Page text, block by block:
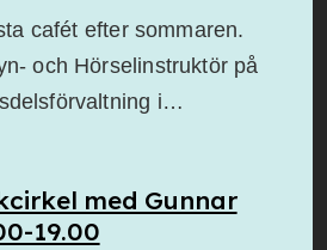
cafét efter sommaren.
och Hörselinstruktör på
i…
med Gunnar
19.00